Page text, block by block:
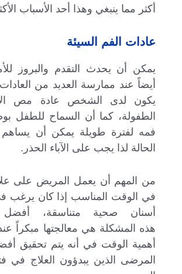
أكثر مما ينبغي وهذا أحد الأسباب
عادات الفم السيئة
يمكن أن يحدث التقدم والبروز
أيضاً عند ممارسة العديد من العادات
يكون لدى الشخص عادة مص
الطفولة، كما أن السماح للطفل
فمه لفترة طويلة يمكن أن
الحالة لذا يجب على الآباء الحذر.
من المهم أن يعمل المريض على
في الوقت المناسب إذا كان يرغب
أسنان صحية متناسقة،
هذه المشكلة هي معالجتها مبكراً
أهمية الوقت في أنه يتم تحقيق
المرضى الذين يبدؤون العلاج في